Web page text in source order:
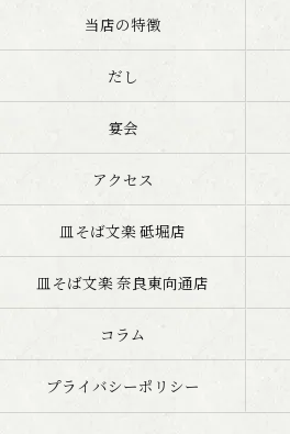
当店の特徴
だし
宴会
アクセス
皿そば文楽 砥堀店
皿そば文楽 奈良東向通店
コラム
プライバシーポリシー